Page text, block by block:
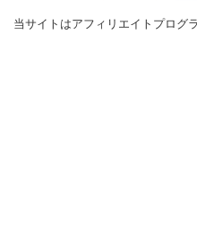
当サイトはアフィリエイトプログ